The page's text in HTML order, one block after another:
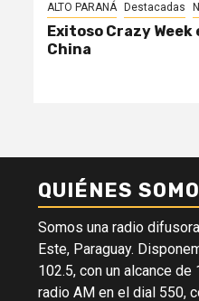
ALTO PARANÁ Destacadas
Exitoso Crazy Week
China
QUIÉNES
Somos una radio
Este, Paraguay.
102.5, con un alcance
radio AM en el dial 550,